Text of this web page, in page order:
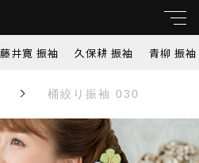
藤井寛 振袖 久保耕 振袖 青柳 振袖
桶絞り振袖 030
袖 030
總 振袖